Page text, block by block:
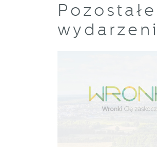
Pozostałe